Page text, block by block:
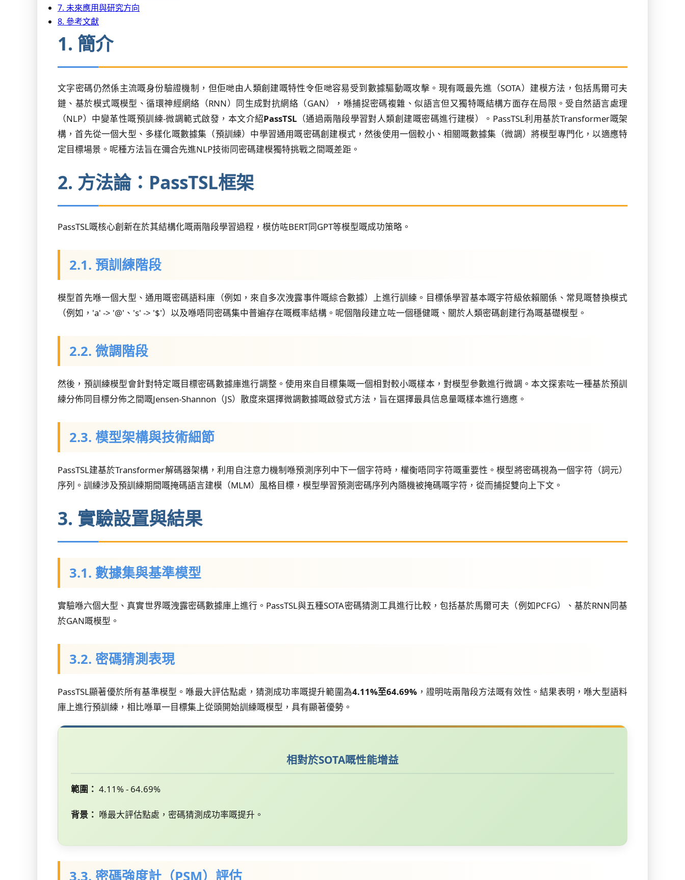
7. 未來應用與研究方向
8. 參考文獻
1. 簡介
文字密碼仍然係主流嘅身份驗證機制，但佢哋由人類創建嘅特性令佢哋容易受到數據驅動嘅攻擊。現有嘅最先進（SOTA）建模方法，包括馬爾可夫
鏈、基於模式嘅模型、循環神經網絡（RNN）同生成對抗網絡（GAN），喺捕捉密碼複雜、似語言但又獨特嘅結構方面存在局限。受自然語言處理
（NLP）中變革性嘅預訓練-微調範式啟發，本文介紹PassTSL （通過兩階段學習對人類創建嘅密碼進行建模）。PassTSL利用基於Transformer嘅架
構，首先從一個大型、多樣化嘅數據集（預訓練）中學習通用嘅密碼創建模式，然後使用一個較小、相關嘅數據集（微調）將模型專門化，以適應特
定目標場景。呢種方法旨在彌合先進NLP技術同密碼建模獨特挑戰之間嘅差距。
2. 方法論：PassTSL框架
PassTSL嘅核心創新在於其結構化嘅兩階段學習過程，模仿咗BERT同GPT等模型嘅成功策略。
2.1. 預訓練階段
模型首先喺一個大型、通用嘅密碼語料庫（例如，來自多次洩露事件嘅綜合數據）上進行訓練。目標係學習基本嘅字符級依賴關係、常見嘅替換模式
（例如，'a' -> '@'、's' -> '$'）以及喺唔同密碼集中普遍存在嘅概率結構。呢個階段建立咗一個穩健嘅、關於人類密碼創建行為嘅基礎模型。
2.2. 微調階段
然後，預訓練模型會針對特定嘅目標密碼數據庫進行調整。使用來自目標集嘅一個相對較小嘅樣本，對模型參數進行微調。本文探索咗一種基於預訓
練分佈同目標分佈之間嘅Jensen-Shannon（JS）散度來選擇微調數據嘅啟發式方法，旨在選擇最具信息量嘅樣本進行適應。
2.3. 模型架構與技術細節
PassTSL建基於Transformer解碼器架構，利用自注意力機制喺預測序列中下一個字符時，權衡唔同字符嘅重要性。模型將密碼視為一個字符（詞元）
序列。訓練涉及預訓練期間嘅掩碼語言建模（MLM）風格目標，模型學習預測密碼序列內隨機被掩碼嘅字符，從而捕捉雙向上下文。
3. 實驗設置與結果
3.1. 數據集與基準模型
實驗喺六個大型、真實世界嘅洩露密碼數據庫上進行。PassTSL與五種SOTA密碼猜測工具進行比較，包括基於馬爾可夫（例如PCFG）、基於RNN同基
於GAN嘅模型。
3.2. 密碼猜測表現
PassTSL顯著優於所有基準模型。喺最大評估點處，猜測成功率嘅提升範圍為4.11%至64.69% ，證明咗兩階段方法嘅有效性。結果表明，喺大型語料
庫上進行預訓練，相比喺單一目標集上從頭開始訓練嘅模型，具有顯著優勢。
相對於SOTA嘅性能增益
範圍： 4.11% - 64.69%
背景： 喺最大評估點處，密碼猜測成功率嘅提升。
3.3. 密碼強度計（PSM）評估